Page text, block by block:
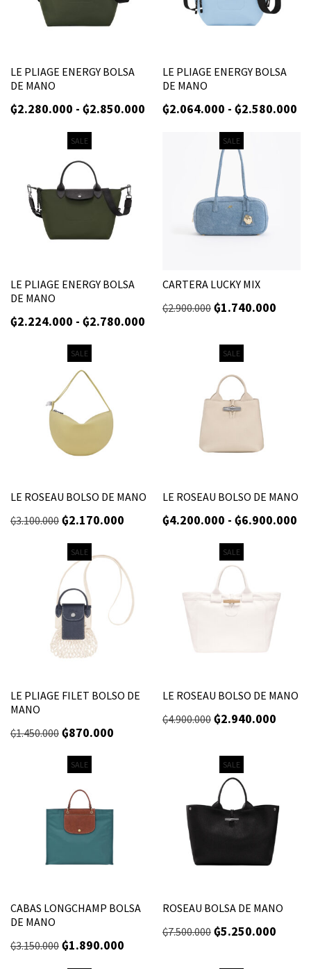
LE PLIAGE ENERGY BOLSA
DE MANO
₲2.280.000 - ₲2.850.000
LE PLIAGE ENERGY BOLSA
DE MANO
₲2.064.000 - ₲2.580.000
SALE
LE PLIAGE ENERGY BOLSA
DE MANO
₲2.224.000 - ₲2.780.000
SALE
CARTERA LUCKY MIX
₲2.900.000 ₲1.740.000
SALE
LE ROSEAU BOLSO DE MANO
₲3.100.000 ₲2.170.000
SALE
LE ROSEAU BOLSO DE MANO
₲4.200.000 - ₲6.900.000
SALE
LE PLIAGE FILET BOLSO DE
MANO
₲1.450.000 ₲870.000
SALE
LE ROSEAU BOLSO DE MANO
₲4.900.000 ₲2.940.000
SALE
CABAS LONGCHAMP BOLSA
DE MANO
₲3.150.000 ₲1.890.000
SALE
ROSEAU BOLSA DE MANO
₲7.500.000 ₲5.250.000